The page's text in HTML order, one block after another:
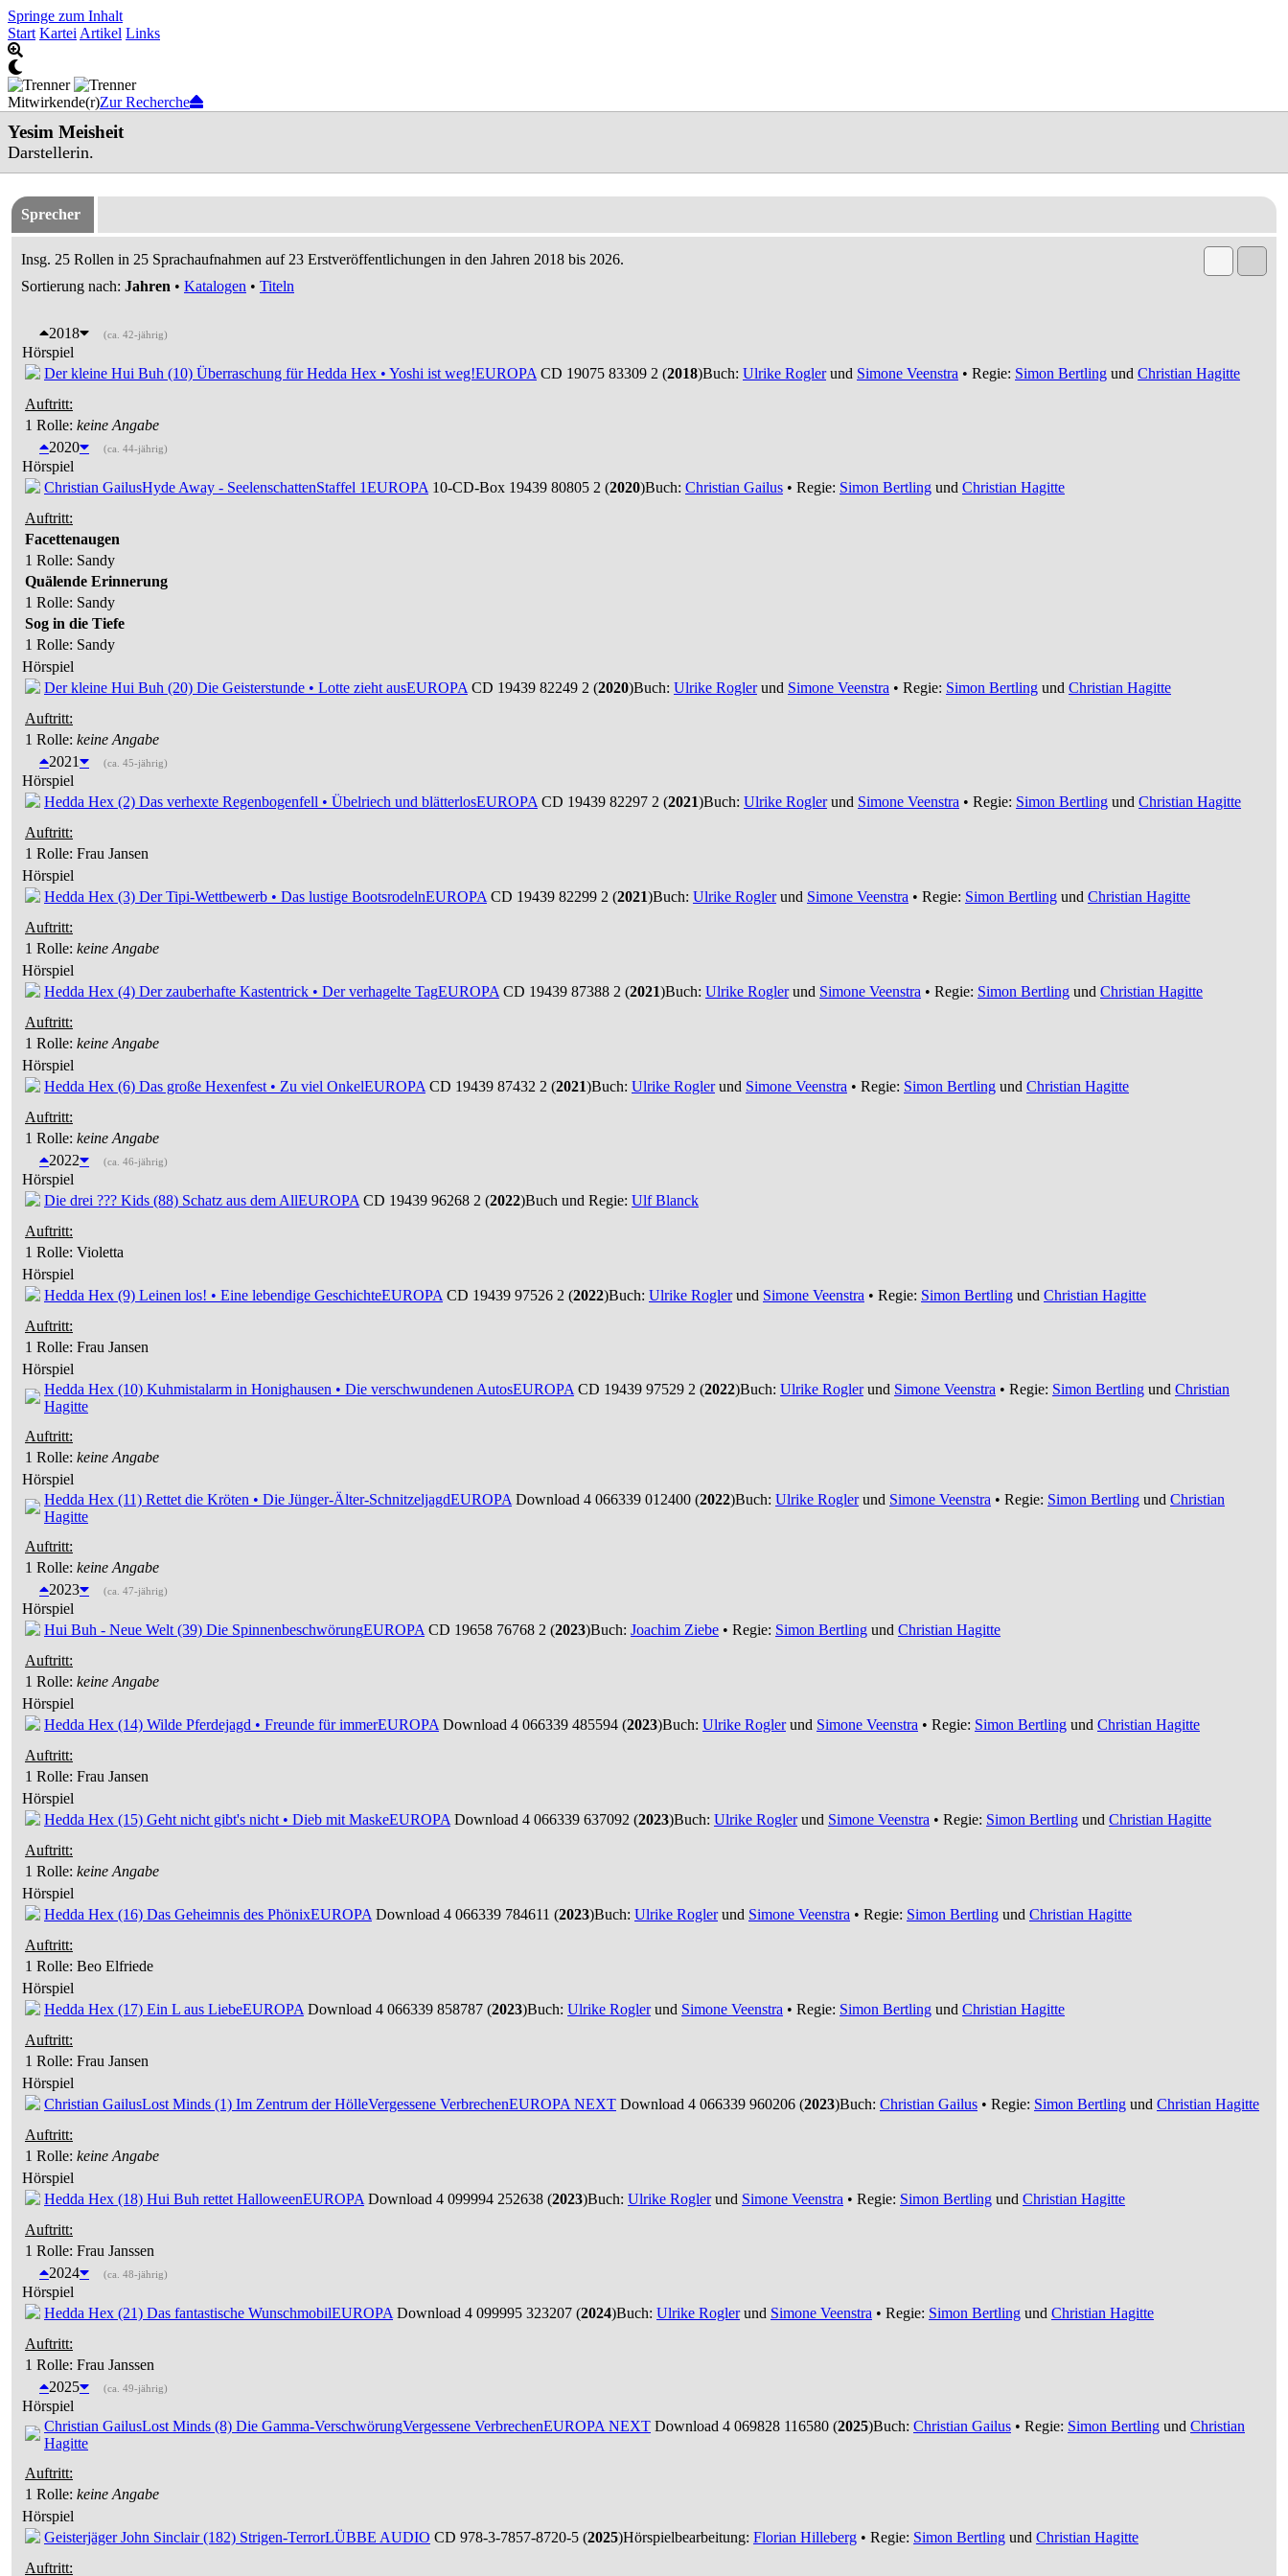
Springe zum Inhalt
Start Kartei Artikel Links
Mitwirkende(r)Zur Recherche
Yesim Meisheit
Darstellerin.
Sprecher
Insg. 25 Rollen in 25 Sprachaufnahmen auf 23 Erstveröffentlichungen in den Jahren 2018 bis 2026.
Sortierung nach: Jahren • Katalogen • Titeln
2018 (ca. 42-jährig)
Hörspiel
Der kleine Hui Buh (10) Überraschung für Hedda Hex • Yoshi ist weg!EUROPA CD 19075 83309 2 (2018)Buch: Ulrike Roglerund Simone Veenstra • Regie: Simon Bertling und Christian Hagitte
Auftritt:
1 Rolle: keine Angabe
2020
(ca. 44-jährig)
Hörspiel
Christian GailusHyde Away - SeelenschattenStaffel 1EUROPA 10-CD-Box 19439 80805 2 (2020)Buch: Christian Gailus • Regie: Simon Bertling und Christian Hagitte
Auftritt:
Facettenaugen
1 Rolle: Sandy
Quälende Erinnerung
1 Rolle: Sandy
Sog in die Tiefe
1 Rolle: Sandy
Hörspiel
Der kleine Hui Buh (20) Die Geisterstunde • Lotte zieht ausEUROPA CD 19439 82249 2 (2020)Buch: Ulrike Roglerund Simone Veenstra • Regie: Simon Bertling und Christian Hagitte
Auftritt:
1 Rolle: keine Angabe
2021
(ca. 45-jährig)
Hörspiel
Hedda Hex (2) Das verhexte Regenbogenfell • Übelriech und blätterlosEUROPA CD 19439 82297 2 (2021)Buch: Ulrike Roglerund Simone Veenstra • Regie: Simon Bertling und Christian Hagitte
Auftritt:
1 Rolle: Frau Jansen
Hörspiel
Hedda Hex (3) Der Tipi-Wettbewerb • Das lustige BootsrodelnEUROPA CD 19439 82299 2 (2021)Buch: Ulrike Roglerund Simone Veenstra • Regie: Simon Bertling und Christian Hagitte
Auftritt:
1 Rolle: keine Angabe
Hörspiel
Hedda Hex (4) Der zauberhafte Kastentrick • Der verhagelte TagEUROPA CD 19439 87388 2 (2021)Buch: Ulrike Roglerund Simone Veenstra • Regie: Simon Bertling und Christian Hagitte
Auftritt:
1 Rolle: keine Angabe
Hörspiel
Hedda Hex (6) Das große Hexenfest • Zu viel OnkelEUROPA CD 19439 87432 2 (2021)Buch: Ulrike Roglerund Simone Veenstra • Regie: Simon Bertling und Christian Hagitte
Auftritt:
1 Rolle: keine Angabe
2022
(ca. 46-jährig)
Hörspiel
Die drei ??? Kids (88) Schatz aus dem AllEUROPA CD 19439 96268 2 (2022)Buch und Regie: Ulf Blanck
Auftritt:
1 Rolle: Violetta
Hörspiel
Hedda Hex (9) Leinen los! • Eine lebendige GeschichteEUROPA CD 19439 97526 2 (2022)Buch: Ulrike Roglerund Simone Veenstra • Regie: Simon Bertling und Christian Hagitte
Auftritt:
1 Rolle: Frau Jansen
Hörspiel
Hedda Hex (10) Kuhmistalarm in Honighausen • Die verschwundenen AutosEUROPA CD 19439 97529 2 (2022)Buch: Ulrike Roglerund Simone Veenstra • Regie: Simon Bertling und Christian
Hagitte
Auftritt:
1 Rolle: keine Angabe
Hörspiel
Hedda Hex (11) Rettet die Kröten • Die Jünger-Älter-SchnitzeljagdEUROPA Download 4 066339 012400 (2022)Buch: Ulrike Roglerund Simone Veenstra • Regie: Simon Bertling und Christian
Hagitte
Auftritt:
1 Rolle: keine Angabe
2023
(ca. 47-jährig)
Hörspiel
Hui Buh - Neue Welt (39) Die SpinnenbeschwörungEUROPA CD 19658 76768 2 (2023)Buch: Joachim Ziebe • Regie: Simon Bertling und Christian Hagitte
Auftritt:
1 Rolle: keine Angabe
Hörspiel
Hedda Hex (14) Wilde Pferdejagd • Freunde für immerEUROPA Download 4 066339 485594 (2023)Buch: Ulrike Roglerund Simone Veenstra • Regie: Simon Bertling und Christian Hagitte
Auftritt:
1 Rolle: Frau Jansen
Hörspiel
Hedda Hex (15) Geht nicht gibt's nicht • Dieb mit MaskeEUROPA Download 4 066339 637092 (2023)Buch: Ulrike Roglerund Simone Veenstra • Regie: Simon Bertling und Christian Hagitte
Auftritt:
1 Rolle: keine Angabe
Hörspiel
Hedda Hex (16) Das Geheimnis des PhönixEUROPA Download 4 066339 784611 (2023)Buch: Ulrike Roglerund Simone Veenstra • Regie: Simon Bertling und Christian Hagitte
Auftritt:
1 Rolle: Beo Elfriede
Hörspiel
Hedda Hex (17) Ein L aus LiebeEUROPA Download 4 066339 858787 (2023)Buch: Ulrike Roglerund Simone Veenstra • Regie: Simon Bertling und Christian Hagitte
Auftritt:
1 Rolle: Frau Jansen
Hörspiel
Christian GailusLost Minds (1) Im Zentrum der HölleVergessene VerbrechenEUROPA NEXT Download 4 066339 960206 (2023)Buch: Christian Gailus • Regie: Simon Bertling und Christian Hagitte
Auftritt:
1 Rolle: keine Angabe
Hörspiel
Hedda Hex (18) Hui Buh rettet HalloweenEUROPA Download 4 099994 252638 (2023)Buch: Ulrike Roglerund Simone Veenstra • Regie: Simon Bertling und Christian Hagitte
Auftritt:
1 Rolle: Frau Janssen
2024
(ca. 48-jährig)
Hörspiel
Hedda Hex (21) Das fantastische WunschmobilEUROPA Download 4 099995 323207 (2024)Buch: Ulrike Roglerund Simone Veenstra • Regie: Simon Bertling und Christian Hagitte
Auftritt:
1 Rolle: Frau Janssen
2025
(ca. 49-jährig)
Hörspiel
Christian GailusLost Minds (8) Die Gamma-VerschwörungVergessene VerbrechenEUROPA NEXT Download 4 069828 116580 (2025)Buch: Christian Gailus • Regie: Simon Bertling und Christian
Hagitte
Auftritt:
1 Rolle: keine Angabe
Hörspiel
Geisterjäger John Sinclair (182) Strigen-TerrorLÜBBE AUDIO CD 978-3-7857-8720-5 (2025)Hörspielbearbeitung: Florian Hilleberg • Regie: Simon Bertling und Christian Hagitte
Auftritt: